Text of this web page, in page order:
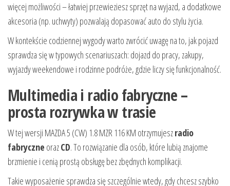
więcej możliwości – łatwiej przewieziesz sprzęt na wyjazd, a dodatkowe
akcesoria (np. uchwyty) pozwalają dopasować auto do stylu życia.
W kontekście codziennej wygody warto zwrócić uwagę na to, jak pojazd
sprawdza się w typowych scenariuszach: dojazd do pracy, zakupy,
wyjazdy weekendowe i rodzinne podróże, gdzie liczy się funkcjonalność.
Multimedia i radio fabryczne –
prosta rozrywka w trasie
W tej wersji MAZDA 5 (CW) 1.8 MZR 116 KM otrzymujeszradio
fabryczne orazCD. To rozwiązanie dla osób, które lubią znajome
brzmienie i cenią prostą obsługę bez zbędnych komplikacji.
Takie wyposażenie sprawdza się szczególnie wtedy, gdy chcesz szybko